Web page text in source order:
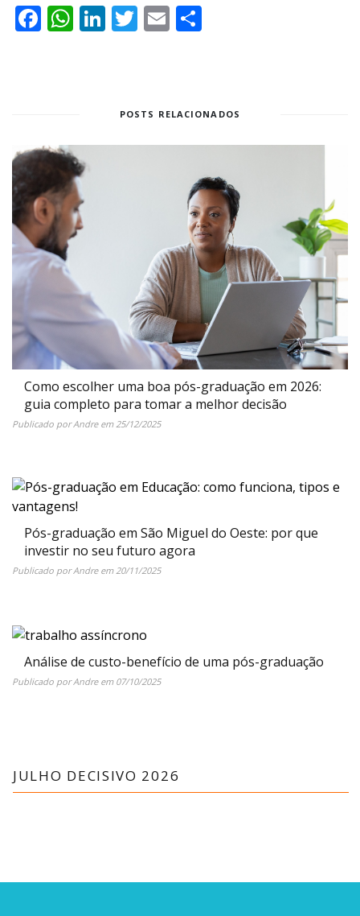
Facebook
WhatsApp
LinkedIn
Twitter
Email
POSTS RELACIONADOS
Como escolher uma boa pós-graduação em 2026:
guia completo para tomar a melhor decisão
Publicado porAndreem 25/12/2025
Pós-graduação em São Miguel do Oeste: por que
investir no seu futuro agora
Publicado porAndreem 20/11/2025
Análise de custo-benefício de uma pós-graduação
Publicado porAndreem 07/10/2025
JULHO DECISIVO 2026